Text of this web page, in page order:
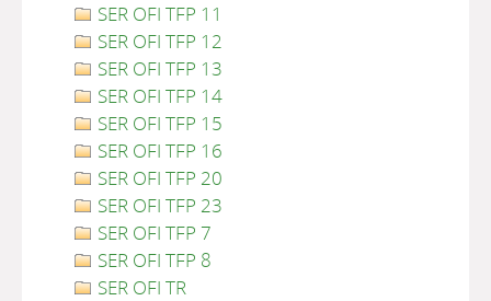
SER OFI TFP 11
SER OFI TFP 12
SER OFI TFP 13
SER OFI TFP 14
SER OFI TFP 15
SER OFI TFP 16
SER OFI TFP 20
SER OFI TFP 23
SER OFI TFP 7
SER OFI TFP 8
SER OFI TR